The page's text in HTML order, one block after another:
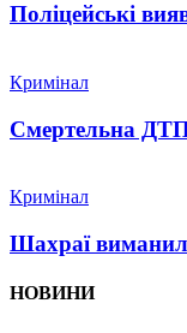
Поліцейські
Кримінал
Смертельна ДТП
Кримінал
Шахраї
НОВИНИ